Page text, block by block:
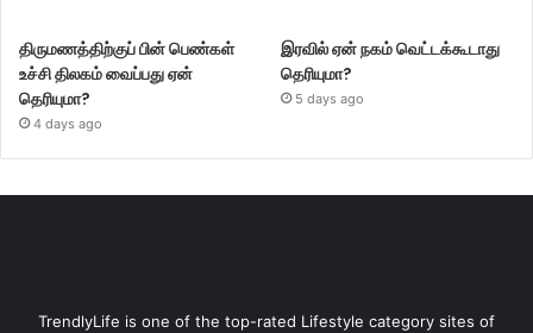
திருமணத்திற்குப் பின் பெண்கள்
உச்சி திலகம் வைப்பது ஏன்
தெரியுமா?
4 days ago
இரவில் ஏன் நகம் வெட்டக்கூடாது
தெரியுமா?
5 days ago
TrendlyLife is one of the top-rated Lifestyle category sites of